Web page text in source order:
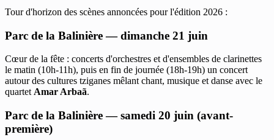
Tour d'horizon des scènes annoncées pour l'édition 2026 :
Parc de la Balinière — dimanche 21 juin
Cœur de la fête : concerts d'orchestres et d'ensembles de clarinettes
le matin (10h-11h), puis en fin de journée (18h-19h) un concert
autour des cultures tziganes mêlant chant, musique et danse avec le
quartet Amar Arbaã.
Parc de la Balinière — samedi 20 juin (avant-
première)